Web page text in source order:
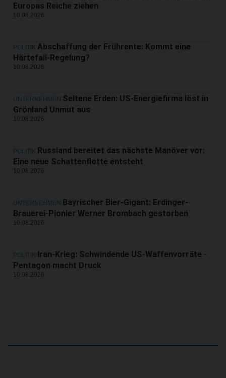
Europas Reiche ziehen
10.08.2026
POLITIK Abschaffung der Frührente: Kommt eine
Härtefall-Regelung?
10.08.2026
UNTERNEHMEN Seltene Erden: US-Energiefirma löst in
Grönland Unmut aus
10.08.2026
POLITIK Russland bereitet das nächste Manöver vor:
Eine neue Schattenflotte entsteht
10.08.2026
UNTERNEHMEN Bayrischer Bier-Gigant: Erdinger-
Brauerei-Pionier Werner Brombach gestorben
10.08.2026
POLITIK Iran-Krieg: Schwindende US-Waffenvorräte -
Pentagon macht Druck
10.08.2026